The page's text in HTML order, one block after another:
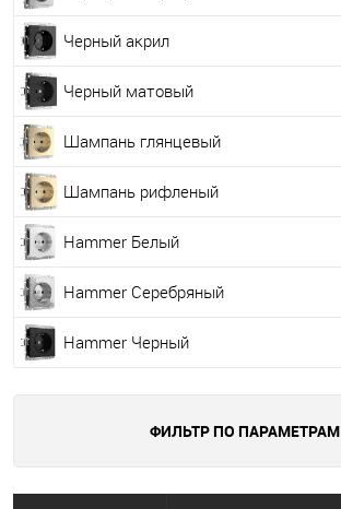
Черный акрил
Черный матовый
Шампань глянцевый
Шампань рифленый
Hammer Белый
Hammer Серебряный
Hammer Черный
ФИЛЬТР ПО ПАРАМЕТРАМ